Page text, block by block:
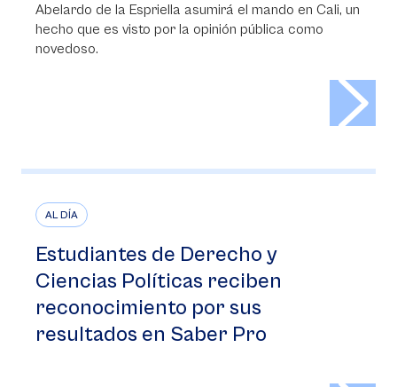
Abelardo de la Espriella asumirá el mando en Cali, un
hecho que es visto por la opinión pública como
novedoso.
AL DÍA
Estudiantes de Derecho y
Ciencias Políticas reciben
reconocimiento por sus
resultados en Saber Pro